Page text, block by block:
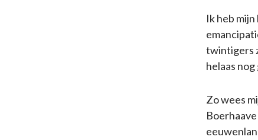
Ik heb
twintigers
helaas
Zo wees